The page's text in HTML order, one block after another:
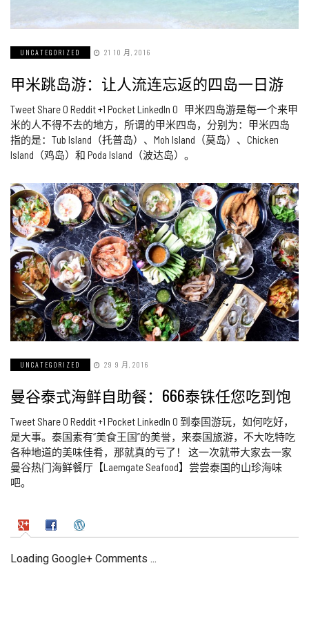
UNCATEGORIZED 21 10 月, 2016
甲米跳岛游：让人流连忘返的四岛一日游
Tweet Share 0 Reddit +1 Pocket LinkedIn 0 甲米四岛游是每一个来甲
米的人不得不去的地方，所谓的甲米四岛，分别为：甲米四岛
指的是：Tub Island（托普岛）、Moh Island（莫岛）、Chicken
Island（鸡岛）和 Poda Island（波达岛）。
UNCATEGORIZED 29 9 月, 2016
曼谷泰式海鲜自助餐：666泰铢任您吃到饱
Tweet Share 0 Reddit +1 Pocket LinkedIn 0 到泰国游玩，如何吃好，
是大事。泰国素有“美食王国”的美誉，来泰国旅游，不大吃特吃
各种地道的美味佳肴，那就真的亏了！ 这一次就带大家去一家
曼谷热门海鲜餐厅【Laemgate Seafood】尝尝泰国的山珍海味
吧。
Loading Google+ Comments ...